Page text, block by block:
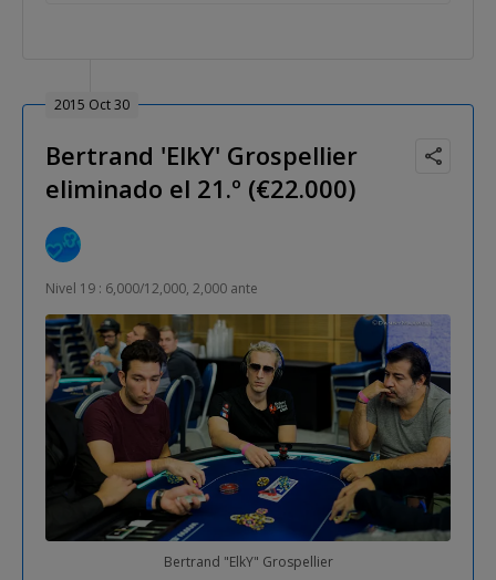
2015 Oct 30
Bertrand 'ElkY' Grospellier
eliminado el 21.º (€22.000)
Nivel 19 : 6,000/12,000, 2,000 ante
Bertrand "ElkY" Grospellier